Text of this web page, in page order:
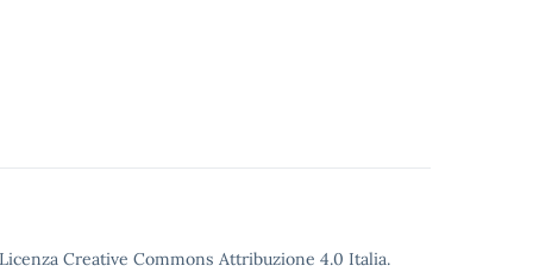
Creative Commons Attribuzione 4.0 Italia.